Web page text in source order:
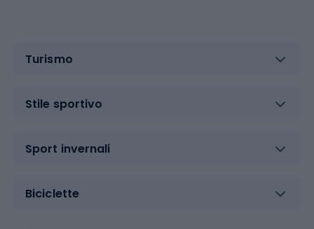
Turismo
Stile sportivo
Sport invernali
Biciclette